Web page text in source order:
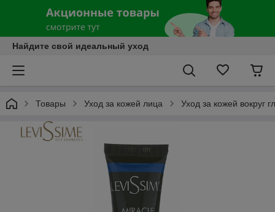
Найдите свой идеальный уход
Товары Уход за кожей лица Уход за кожей вокруг